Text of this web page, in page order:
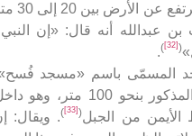
وهو
عبدالله أنه قال: «إن
(
[32]
)
.
المسمّى باسم «مسجد
الغار المذكور بنحو
الأيمن من الجبل(
[33]
). ويقال: